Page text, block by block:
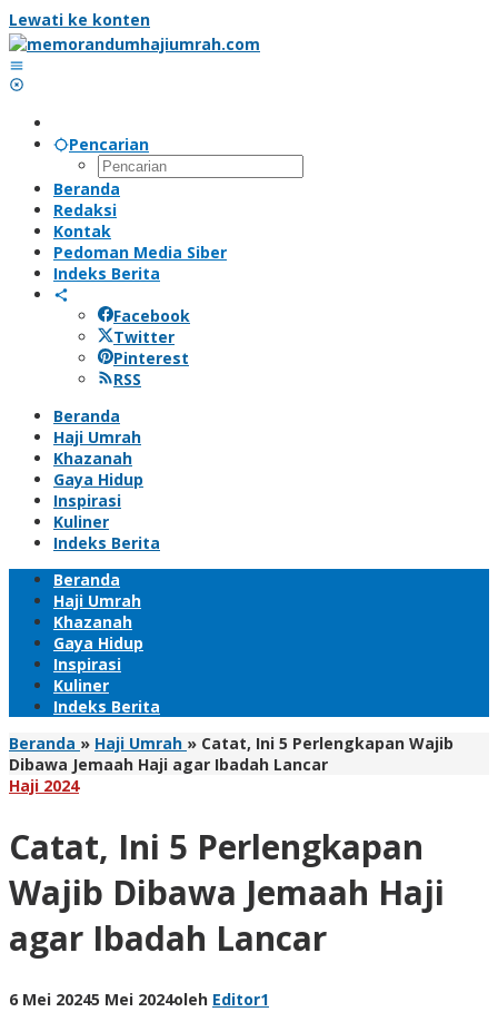
Lewati ke konten
Pencarian
Beranda
Redaksi
Kontak
Pedoman Media Siber
Indeks Berita
Facebook
Twitter
Pinterest
RSS
Beranda
Haji Umrah
Khazanah
Gaya Hidup
Inspirasi
Kuliner
Indeks Berita
Beranda
Haji Umrah
Khazanah
Gaya Hidup
Inspirasi
Kuliner
Indeks Berita
Beranda » Haji Umrah » Catat, Ini 5 Perlengkapan Wajib
Dibawa Jemaah Haji agar Ibadah Lancar
Haji 2024
Catat, Ini 5 Perlengkapan
Wajib Dibawa Jemaah Haji
agar Ibadah Lancar
6 Mei 20245 Mei 2024oleh Editor1